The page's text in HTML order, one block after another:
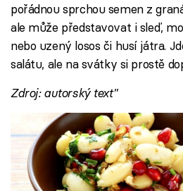
pořádnou sprchou semen z
ale může představovat i sleď,
nebo uzený losos či husí játra.
salátu, ale na svátky si prostě
Zdroj: autorský text"